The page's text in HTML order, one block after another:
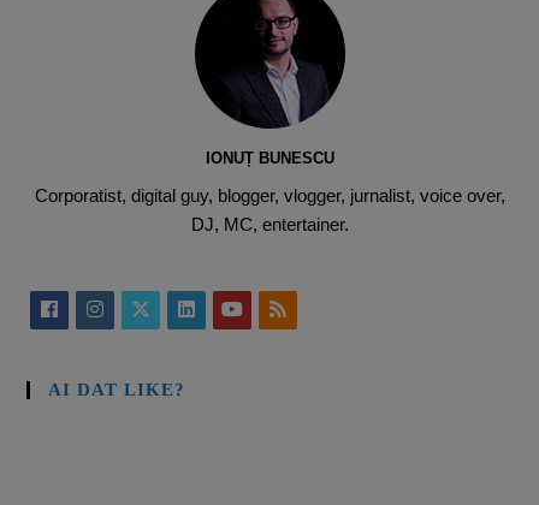
IONUȚ BUNESCU
Corporatist, digital guy, blogger, vlogger, jurnalist, voice over,
DJ, MC, entertainer.
AI DAT LIKE?